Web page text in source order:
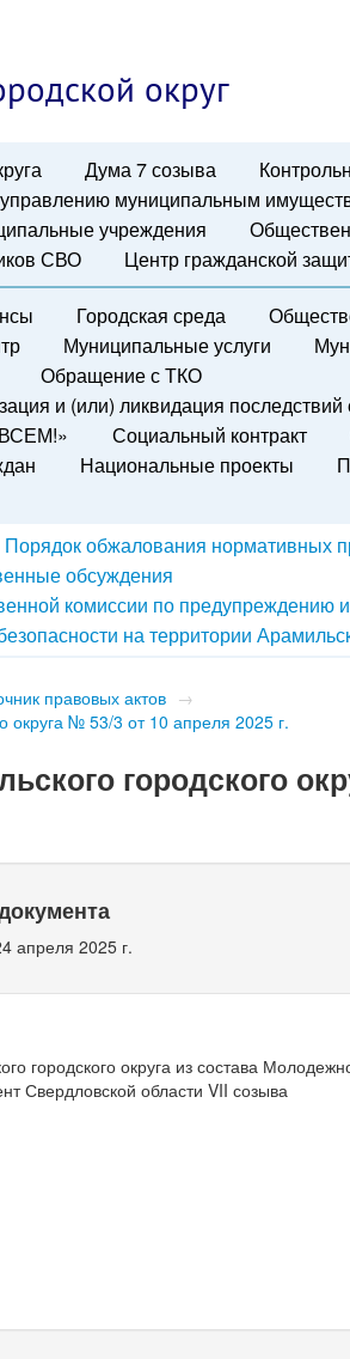
округ
Дума 7 созыва
управлению муниципальным
учреждения
СВО Центр гражданской
Городская среда
Муниципальные услуги
Обращение с ТКО
и (или) ликвидация последствий
Социальный контракт
Национальные проекты
Порядок обжалования нормативных
обсуждения
комиссии по предупреждению
на территории
правовых актов →
округа № 53/3 от 10 апреля 2025 г.
городского
апреля 2025 г.
городского округа из состава
Свердловской области VII созыва